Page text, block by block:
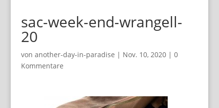
sac-week-end-wrangell-
20
von another-day-in-paradise | Nov. 10, 2020| 0
Kommentare